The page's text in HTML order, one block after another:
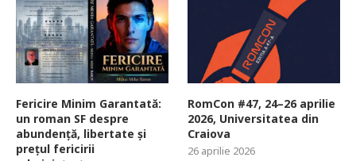
Fericire Minim Garantată:
un roman SF despre
abundență, libertate și
prețul fericirii
RomCon #47, 24–26 aprilie
2026, Universitatea din
Craiova
26 aprilie 2026